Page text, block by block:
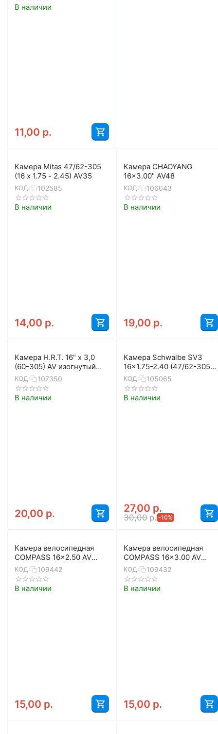
В наличии
11,00 р.
Камера Mitas 47/62-305
(16 x 1.75 - 2.45) AV35
КОД: 102585
В наличии
14,00 р.
Камера CHAOYANG
16x3.00" AV48
КОД: 106043
В наличии
19,00 р.
Камера H.R.T. 16" x 3,0
(60-305) AV изогнутый
70° 00-010018
КОД: 107350
В наличии
20,00 р.
Камера Schwalbe SV3
16x1.75-2.40 (47/62-305)
IB 40mm
КОД: 105065
В наличии
27,00 р.
30,00 р. -10%
Камера велосипедная
COMPASS 16x2.50 AV
40мм
КОД: 109442
В наличии
15,00 р.
Камера велосипедная
COMPASS 16x3.00 AV
40мм
КОД: 109432
В наличии
15,00 р.